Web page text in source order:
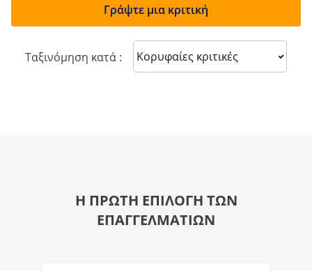
Γράψτε μια κριτική
Ταξινόμηση κατά : Sort reviews
Η ΠΡΩΤΗ ΕΠΙΛΟΓΗ ΤΩΝ
ΕΠΑΓΓΕΛΜΑΤΙΩΝ